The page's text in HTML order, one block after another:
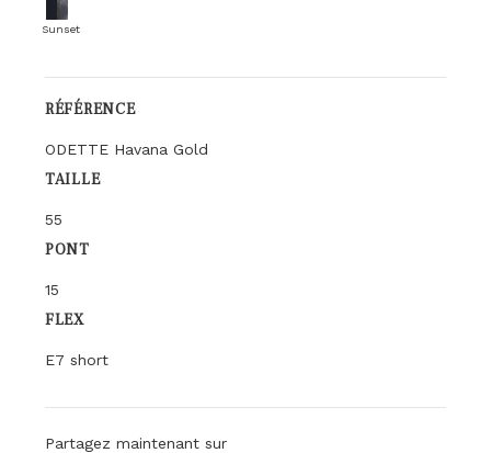
Sunset
RÉFÉRENCE
ODETTE Havana Gold
TAILLE
55
PONT
15
FLEX
E7 short
Partagez maintenant sur